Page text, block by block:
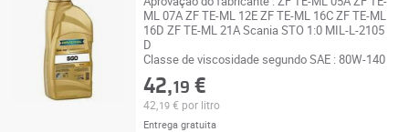
ML 07A ZF TE-ML 12E ZF TE-ML 16C ZF TE-ML
16D ZF TE-ML 21A Scania STO 1:0 MIL-L-2105
D
Classe de viscosidade segundo SAE : 80W-140
42,19 €
42, 19€ por litro
Entrega gratuita